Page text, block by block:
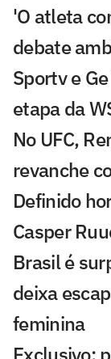
'O atleta
debate
Sportv e
etapa da
No UFC,
revanche
Definido
Casper
Brasil é
deixa
feminina